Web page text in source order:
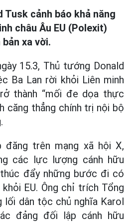
Tusk cảnh báo khả năng
châu Âu EU (Polexit)
xa vời.
15.3, Thủ tướng Donald
Ba Lan rời khỏi Liên minh
thành “mối đe dọa thực
căng thẳng chính trị nội bộ
đăng trên mạng xã hội X,
các lực lượng cánh hữu
đẩy những bước đi có
EU. Ông chỉ trích Tổng
dân tộc chủ nghĩa Karol
đảng đối lập cánh hữu